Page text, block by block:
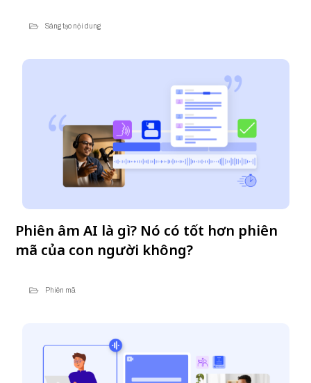
Sáng tạo nội dung
Phiên âm AI là gì? Nó có tốt hơn phiên
mã của con người không?
Phiên mã